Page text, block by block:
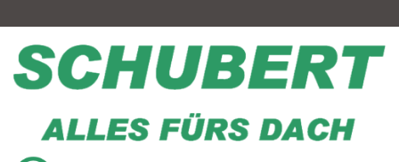
content